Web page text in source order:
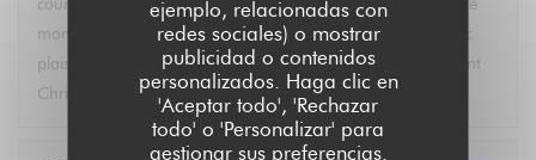
ejemplo, relacionadas con
redes sociales) o mostrar
publicidad o contenidos
personalizados. Haga clic en
'Aceptar todo', 'Rechazar
todo' o 'Personalizar' para
gestionar sus preferencias.
courtoisie des serveurs, la qualité des plats. L’anniversaire de
mon épouse s’est très bien déroulée, nous reviendrons avec
plaisir. MERCI. Continuez sur cette bonne voie. Cordialement
Christian Paumier.